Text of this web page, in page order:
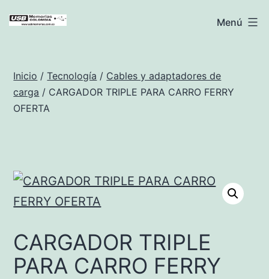
USB
Menú
Inicio /Tecnología / Cables y adaptadores de
carga / CARGADOR TRIPLE PARA CARRO FERRY
OFERTA
CARGADOR TRIPLE
PARA CARRO FERRY